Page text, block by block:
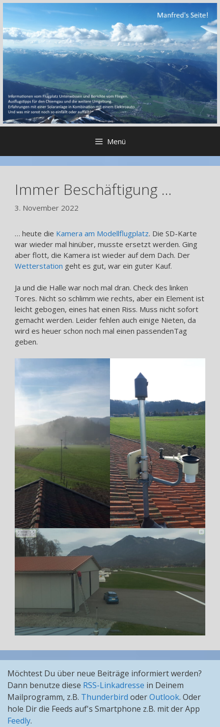
Zum
springen
Menü
Immer Beschäftigung …
3. November 2022
… heute die Kamera am Modellflugplatz. Die SD-Karte
war wieder mal hinüber, musste ersetzt werden. Ging
aber flott, die Kamera ist wieder auf dem Dach. Der
Wetterstation geht es gut, war ein guter Kauf.
Ja und die Halle war noch mal dran. Check des linken
Tores. Nicht so schlimm wie rechts, aber ein Element ist
leicht gebogen, eines hat einen Riss. Muss nicht sofort
gemacht werden. Leider fehlen auch einige Nieten, da
wird es heuer schon noch mal einen passendenTag
geben.
Möchtest Du über neue Beiträge informiert werden?
Dann benutze diese RSS-Linkadresse in Deinem
Mailprogramm, z.B. Thunderbird oderOutlook. Oder
hole Dir die Feeds auf's Smartphone z.B. mit der App
Feedly.